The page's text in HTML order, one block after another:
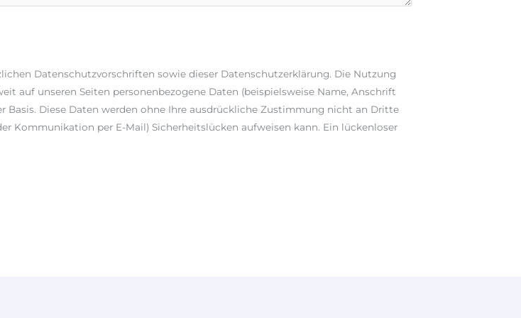
Datenschutzvorschriften sowie dieser Datenschutzerklärung. Die Nutzung
auf unseren Seiten personenbezogene Daten (beispielsweise Name, Anschrift
Diese Daten werden ohne Ihre ausdrückliche Zustimmung nicht an Dritte
Kommunikation per E-Mail) Sicherheitslücken aufweisen kann. Ein lückenloser